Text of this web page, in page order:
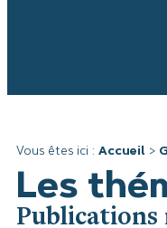
Vous êtes ici : Accueil >
Les
Publications